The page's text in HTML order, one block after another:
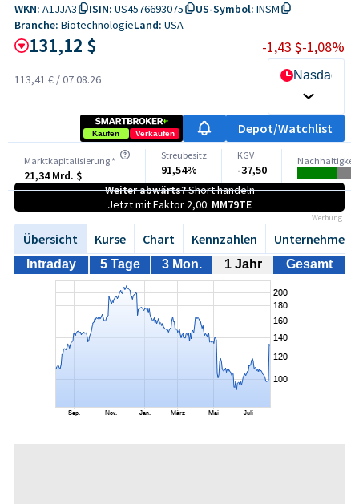
WKN: A1JJA3 ISIN: US4576693075 US-Symbol: INSM
Branche: BiotechnologieLand: USA
131,12 $ -1,43 $-1,08%
113,41 € /07.08.26 Nasdaq
Kaufen Verkaufen Depot/Watchlist
Marktkapitalisierung *
21,34 Mrd. $
Streubesitz
91,54%
KGV
-37,50
Weiter abwärts?Short handeln
Jetzt mit Faktor 2,00: MM79TE
Werbung
Übersicht Kurse Chart Kennzahlen Unternehmen
Intraday 5 Tage 3 Mon. 1 Jahr Gesamt